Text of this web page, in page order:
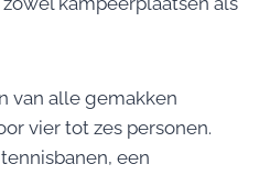
van alle gemakken
vier tot zes personen.
een